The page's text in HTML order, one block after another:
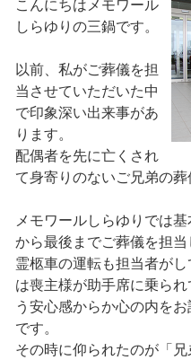
31
こんにちはメモワール
しらゆりの三鍋です。
以前、私がご葬儀を担
当させていただいた中
で印象深い出来事があ
ります。
配偶者を先に亡くされ
て身寄りのないご兄弟の葬
メモワールしらゆりでは
から最後までご葬儀を担
霊柩車の運転も担当者が
は喪主様が助手席に乗ら
う安心感からか心の内を
です。
その時に仰られたのが「